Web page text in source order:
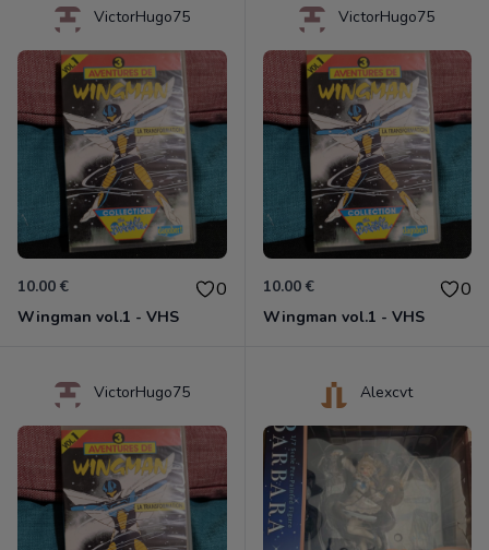
VictorHugo75
10.00 € 0
Wingman vol.1 - VHS
VictorHugo75
10.00 € 0
Wingman vol.1 - VHS
VictorHugo75 Alexcvt